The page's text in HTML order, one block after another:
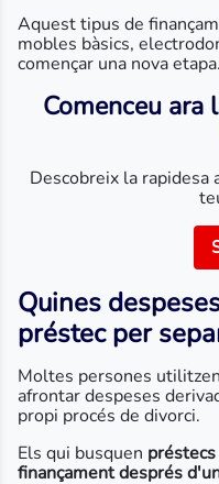
Aquest tipus de
mobles bàsics,
començar una nova etapa.
Comenceu ara
Descobreix la
Quines
préstec per
Moltes persones
afrontar despeses
propi procés de divorci.
Els qui busquen
finançament després